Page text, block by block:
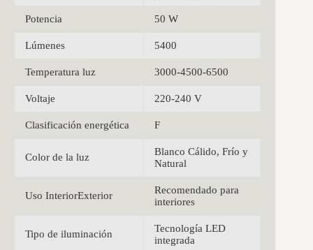
Potencia 50 W
Lúmenes 5400
Temperatura luz 3000-4500-6500
Voltaje 220-240 V
Clasificación energética F
Color de la luz
Blanco Cálido, Frío y
Natural
Uso InteriorExterior
Recomendado para
interiores
Tipo de iluminación
Tecnología LED
integrada